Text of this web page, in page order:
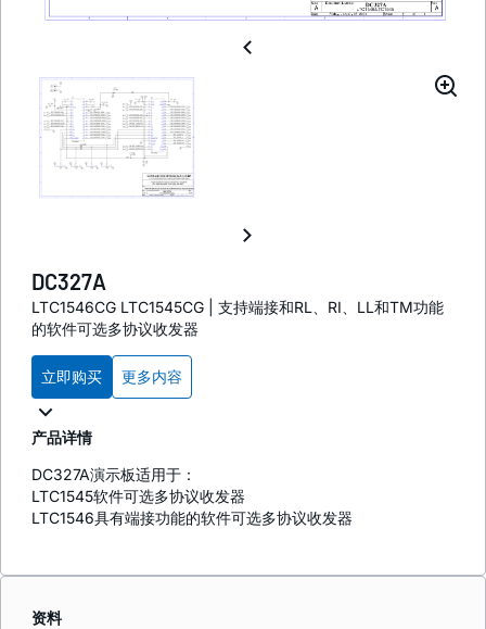
DC327A
LTC1546CG LTC1545CG | 支持端接和RL、RI、LL和TM功能
的软件可选多协议收发器
立即购买 更多内容
产品详情
DC327A演示板适用于：
LTC1545软件可选多协议收发器
LTC1546具有端接功能的软件可选多协议收发器
资料